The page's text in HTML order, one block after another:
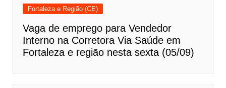
Fortaleza e Região (CE)
Vaga de emprego para Vendedor
Interno na Corretora Via Saúde em
Fortaleza e região nesta sexta (05/09)